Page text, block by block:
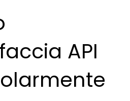
API